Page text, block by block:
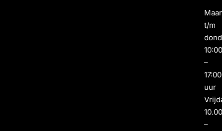
t/m
–
17:00
uur
–